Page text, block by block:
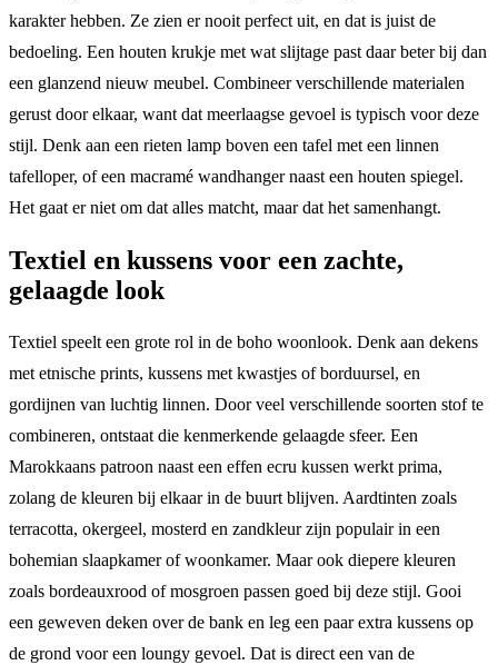
karakter hebben. Ze zien er nooit perfect uit, en dat is juist de
bedoeling. Een houten krukje met wat slijtage past daar beter bij dan
een glanzend nieuw meubel. Combineer verschillende materialen
gerust door elkaar, want dat meerlaagse gevoel is typisch voor deze
stijl. Denk aan een rieten lamp boven een tafel met een linnen
tafelloper, of een macramé wandhanger naast een houten spiegel.
Het gaat er niet om dat alles matcht, maar dat het samenhangt.
Textiel en kussens voor een zachte,
gelaagde look
Textiel speelt een grote rol in de boho woonlook. Denk aan dekens
met etnische prints, kussens met kwastjes of borduursel, en
gordijnen van luchtig linnen. Door veel verschillende soorten stof te
combineren, ontstaat die kenmerkende gelaagde sfeer. Een
Marokkaans patroon naast een effen ecru kussen werkt prima,
zolang de kleuren bij elkaar in de buurt blijven. Aardtinten zoals
terracotta, okergeel, mosterd en zandkleur zijn populair in een
bohemian slaapkamer of woonkamer. Maar ook diepere kleuren
zoals bordeauxrood of mosgroen passen goed bij deze stijl. Gooi
een geweven deken over de bank en leg een paar extra kussens op
de grond voor een loungy gevoel. Dat is direct een van de